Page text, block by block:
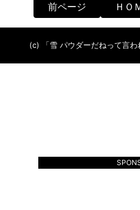
前ページ ＨＯ
(c) 「雪 パウダーだねって言わ